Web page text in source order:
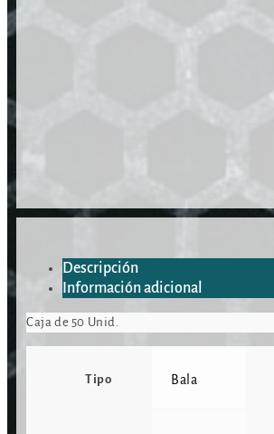
Descripción
Información adicional
Caja de 50 Unid.
Tipo Bala